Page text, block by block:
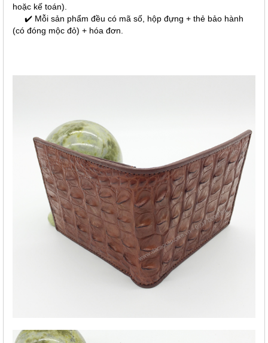
hoặc kế toán).
✔️ Mỗi sản phẩm đều có mã số, hộp đựng + thẻ bảo hành
(có đóng mộc đỏ) + hóa đơn.